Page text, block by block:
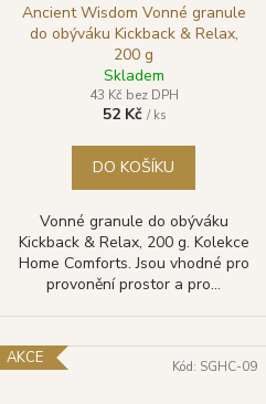
Ancient Wisdom Vonné granule
do obýváku Kickback & Relax,
200 g
Skladem
43 Kč bez DPH
52 Kč / ks
DO KOŠÍKU
Vonné granule do obýváku
Kickback & Relax, 200 g. Kolekce
Home Comforts. Jsou vhodné pro
provonění prostor a pro...
AKCE Kód: SGHC-09